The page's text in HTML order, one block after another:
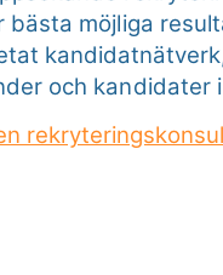
möjliga
och kandidater